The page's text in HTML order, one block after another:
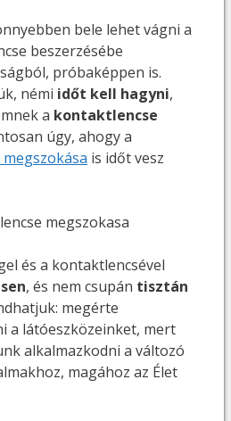
bele lehet vágni a
beszerzésébe
próbaképpen is.
némi időt kell hagyni,
a kontaktlencse
úgy, ahogy a
is időt vesz
és a kontaktlencsével
, és nem csupán tisztán
megérte
a látóeszközeinket, mert
alkalmazkodni a változó
magához az Élet